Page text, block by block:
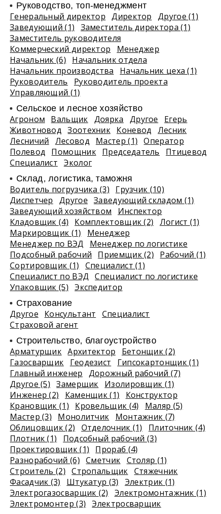
Руководство, топ-менеджмент
Генеральный директор Директор
Другое (1)
Заведующий (1)
Заместитель директора (1)
Заместитель руководителя
Коммерческий директор
Менеджер
Начальник (6)
Начальник отдела
Начальник производства
Начальник цеха (1)
Руководитель
Руководитель проекта
Управляющий (1)
Сельское и лесное хозяйство
Агроном Вальщик Доярка Другое
Егерь
Животновод
Зоотехник Коневод
Лесник
Лесничий
Лесовод Мастер (1)
Оператор
Полевод
Помощник Председатель
Птицевод
Специалист
Эколог
Склад, логистика, таможня
Водитель погрузчика (3)
Грузчик (10)
Диспетчер
Другое Заведующий складом (1)
Заведующий хозяйством
Инспектор
Кладовщик (4)
Комплектовщик (2)
Логист (1)
Маркировщик (1)
Менеджер
Менеджер по ВЭД
Менеджер по логистике
Подсобный рабочий
Приемщик (2)
Рабочий (1)
Сортировщик (1)
Специалист (1)
Специалист по ВЭД
Специалист по логистике
Упаковщик (5)
Экспедитор
Страхование
Другое Консультант
Специалист
Страховой агент
Строительство, благоустройство
Арматурщик Архитектор
Бетонщик (2)
Газосварщик
Геодезист
Гипсокартонщик (1)
Главный инженер
Дорожный рабочий (7)
Другое (5)
Замерщик
Изолировщик (1)
Инженер (2)
Каменщик (1)
Конструктор
Крановщик (1)
Кровельщик (4)
Маляр (5)
Мастер (3)
Монолитчик
Монтажник (7)
Облицовщик (2)
Отделочник (1)
Плиточник (4)
Плотник (1)
Подсобный рабочий (3)
Проектировщик (1)
Прораб (4)
Разнорабочий (6) Сметчик Столяр (1)
Строитель (2)
Стропальщик Стяжечник
Фасадчик (3)
Штукатур (3)
Электрик (1)
Электрогазосварщик (2)
Электромонтажник (1)
Электромонтер (3)
Электросварщик